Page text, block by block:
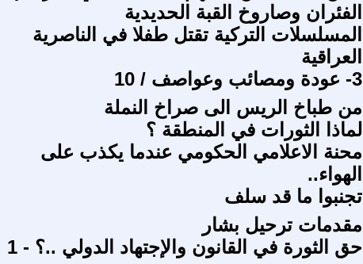
الفئران وصاروخ القبة الحديدية
المسلسلات التركية تقتل طفلا في الناصرية
العراقية
3- عودة ومصائب وعواصف / 10
من طباخ الريس الى صراخ النملة
لماذا الثورات في المنطقة ؟
محنة الاعلامي الحكومي عندما يكذب على
الهواء..
تجنبوا ما قد سلف
مقدمات ترحيل بشار
حق الثورة في القانون والإجتهاد الدولي ..؟ - 1